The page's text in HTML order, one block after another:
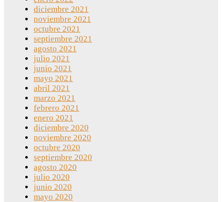
diciembre 2021
noviembre 2021
octubre 2021
septiembre 2021
agosto 2021
julio 2021
junio 2021
mayo 2021
abril 2021
marzo 2021
febrero 2021
enero 2021
diciembre 2020
noviembre 2020
octubre 2020
septiembre 2020
agosto 2020
julio 2020
junio 2020
mayo 2020